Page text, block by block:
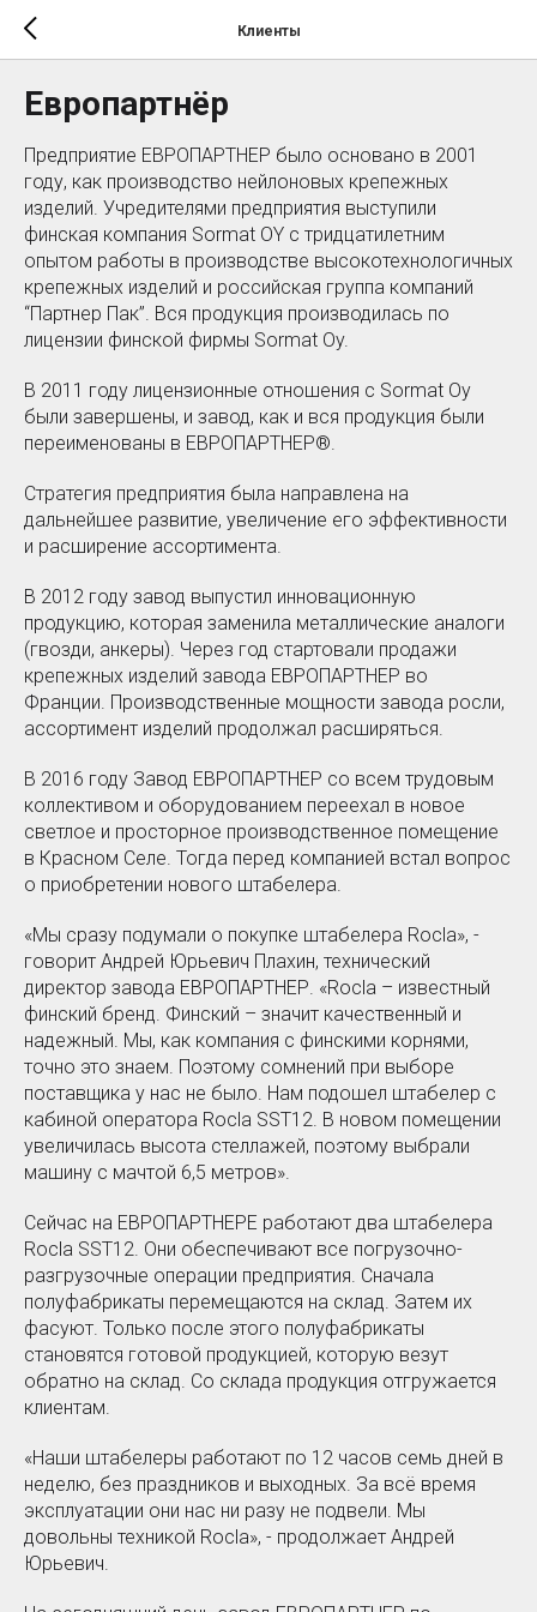
Клиенты
Европартнёр
Предприятие ЕВРОПАРТНЕР было основано в 2001
году, как производство нейлоновых крепежных
изделий. Учредителями предприятия выступили
финская компания Sormat OY с тридцатилетним
опытом работы в производстве высокотехнологичных
крепежных изделий и российская группа компаний
“Партнер Пак”. Вся продукция производилась по
лицензии финской фирмы Sormat Oy.
В 2011 году лицензионные отношения c Sormat Oy
были завершены, и завод, как и вся продукция были
переименованы в ЕВРОПАРТНЕР®.
Стратегия предприятия была направлена на
дальнейшее развитие, увеличение его эффективности
и расширение ассортимента.
В 2012 году завод выпустил инновационную
продукцию, которая заменила металлические аналоги
(гвозди, анкеры). Через год стартовали продажи
крепежных изделий завода ЕВРОПАРТНЕР во
Франции. Производственные мощности завода росли,
ассортимент изделий продолжал расширяться.
В 2016 году Завод ЕВРОПАРТНЕР со всем трудовым
коллективом и оборудованием переехал в новое
светлое и просторное производственное помещение
в Красном Селе. Тогда перед компанией встал вопрос
о приобретении нового штабелера.
«Мы сразу подумали о покупке штабелера Rocla», -
говорит Андрей Юрьевич Плахин, технический
директор завода ЕВРОПАРТНЕР. «Rocla – известный
финский бренд. Финский – значит качественный и
надежный. Мы, как компания с финскими корнями,
точно это знаем. Поэтому сомнений при выборе
поставщика у нас не было. Нам подошел штабелер с
кабиной оператора Rocla SST12. В новом помещении
увеличилась высота стеллажей, поэтому выбрали
машину с мачтой 6,5 метров».
Сейчас на ЕВРОПАРТНЕРЕ работают два штабелера
Rocla SST12. Они обеспечивают все погрузочно-
разгрузочные операции предприятия. Сначала
полуфабрикаты перемещаются на склад. Затем их
фасуют. Только после этого полуфабрикаты
становятся готовой продукцией, которую везут
обратно на склад. Со склада продукция отгружается
клиентам.
«Наши штабелеры работают по 12 часов семь дней в
неделю, без праздников и выходных. За всё время
эксплуатации они нас ни разу не подвели. Мы
довольны техникой Rocla», - продолжает Андрей
Юрьевич.